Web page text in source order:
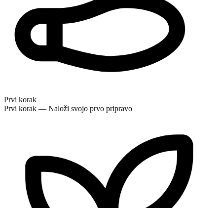
Prvi korak
Prvi korak — Naloži svojo prvo pripravo